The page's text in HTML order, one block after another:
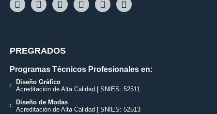
PREGRADOS
Programas Técnicos Profesionales en:
Diseño Gráfico
Acreditación de Alta Calidad | SNIES: 52511
Diseño de Modas
Acreditación de Alta Calidad | SNIES: 52513